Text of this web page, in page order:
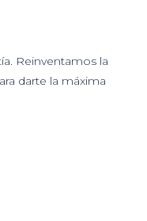
Reinventamos la
darte la máxima